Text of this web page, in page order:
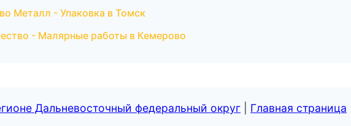
Металл - Упаковка в Томск
- Малярные работы в Кемерово
Дальневосточный федеральный округ Главная страница